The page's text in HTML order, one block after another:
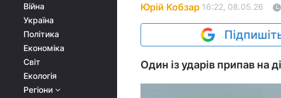
Війна
Україна
Політика
Економіка
Світ
Екологія
Регіони
Юрій Кобзар 16:22, 08.05.26
Один із ударів припав на